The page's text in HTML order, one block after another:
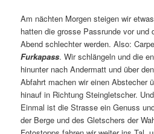
Am nächten Morgen steigen wir
hatten die grosse Passrunde vor und
Abend schlechter werden. Also:
Furkapass. Wir schlängeln und die
hinunter nach Andermatt und über
Abfahrt machen wir einen Abstecher
hinauf in Richtung Steingletscher.
Einmal ist die Strasse ein Genuss
der Berge und des Gletschers der